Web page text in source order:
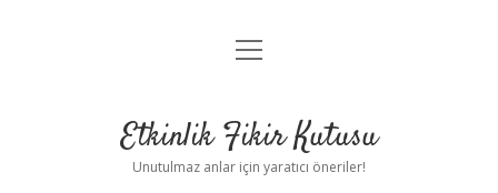
Anasayfa
Yasal Uyarı
menüyü
Etkinlik Fikir Kutusu
Unutulmaz anlar için yaratıcı öneriler!